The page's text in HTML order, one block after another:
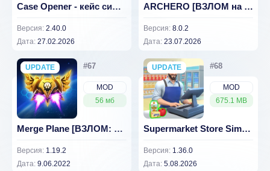
Case Opener - кейс симулятор v 2.40.0 [ВЗЛОМ: неограниченные кейсы]
Версия: 2.40.0
Дата: 27.02.2026
ARCHERO [ВЗЛОМ на урон и здоровье] 8.0.2
Версия: 8.0.2
Дата: 23.07.2026
MOD
56 мб
UPDATE
NEW
Merge Plane [ВЗЛОМ: много денег] 1.19.2
Версия: 1.19.2
Дата: 9.06.2022
MOD
675.1 MB
UPDATE
NEW
Supermarket Store Simulator
Версия: 1.36.0
Дата: 5.08.2026